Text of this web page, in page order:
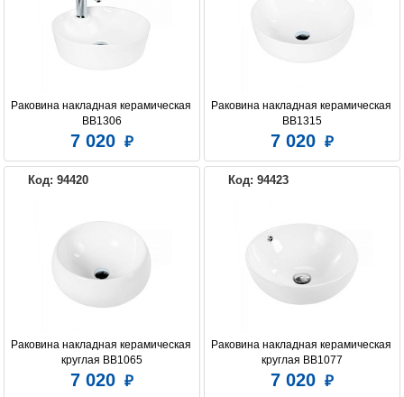
Раковина накладная керамическая
BB1306
7 020
Раковина накладная керамическая
BB1315
7 020
Код: 94420
Раковина накладная керамическая
круглая BB1065
7 020
Код: 94423
Раковина накладная керамическая
круглая BB1077
7 020